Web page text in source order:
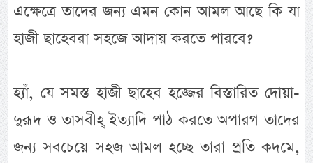
এক্ষেত্রে তাদের জন্য এমন কোন আমল আছে কি যা
হাজী ছাহেবরা সহজে আদায় করতে পারবে?
হ্যাঁ, যে সমস্ত হাজী ছাহেব হজ্জের বিস্তারিত দোয়া-
দুরূদ ও তাসবীহ্ ইত্যাদি পাঠ করতে অপারগ তাদের
জন্য সবচেয়ে সহজ আমল হচ্ছে তারা প্রতি কদমে,